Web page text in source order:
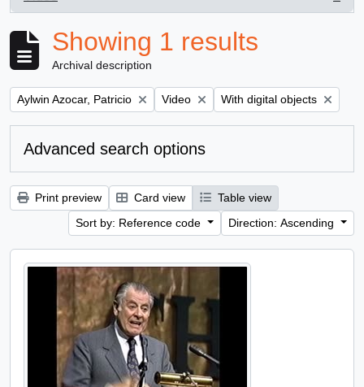
, 1 results
Showing 1 results
Archival description
Remove filter:
Aylwin Azocar, Patricio Remove filter:
Video Remove filter:
With digital objects
Advanced search options
Print preview Card view
Table view
Sort by: Reference code
Direction: Ascending